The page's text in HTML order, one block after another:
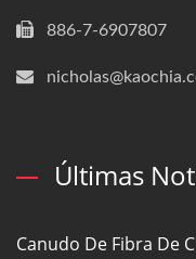
886-7-6907807
Últimas
Canudo De Fibra De